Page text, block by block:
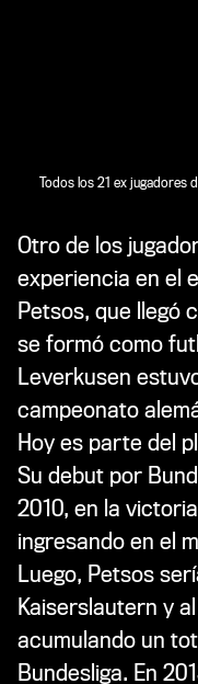
Todos los 21 ex jugadores
Otro de los
experiencia en el
Petsos, que llegó
se formó como
Leverkusen
campeonato
Hoy es parte del
Su debut por
2010, en la
ingresando en el
Luego, Petsos
Kaiserslautern y
acumulando un
Bundesliga. En